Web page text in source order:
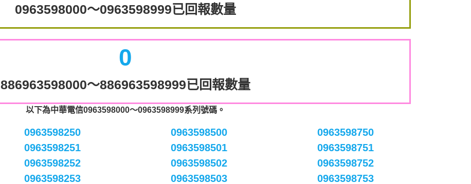
0963598000～0963598999已回報數量
0
886963598000～886963598999已回報數量
以下為中華電信0963598000～0963598999系列號碼。
0963598250
0963598251
0963598252
0963598253
0963598500
0963598501
0963598502
0963598503
0963598750
0963598751
0963598752
0963598753